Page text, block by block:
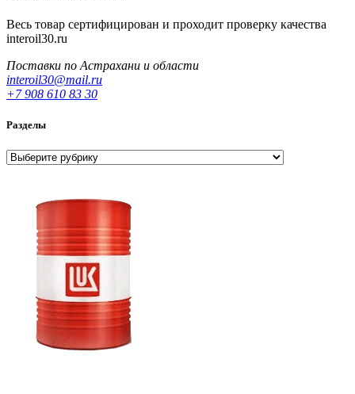
Весь товар сертифицирован и проходит проверку качества
interoil30.ru
Поставки по Астрахани и области
interoil30@mail.ru
+7 908 610 83 30
Разделы
Разделы